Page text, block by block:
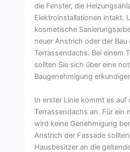
die Fenster, die
Elektroinstallationen intakt.
kosmetische
neuer Anstrich oder der Bau
Terrassendachs. Bei einem
sollten Sie sich über eine
Baugenehmigung
In erster Linie kommt es auf
Terrassendachs an. Für ein
wird keine Genehmigung
Anstrich der Fassade
Hausbesitzer an die